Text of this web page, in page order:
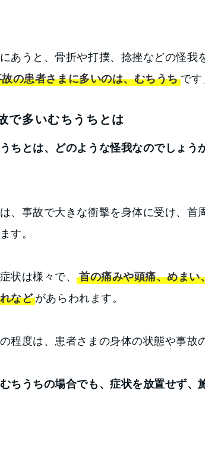
にあうと、骨折や打撲、捻挫などの怪
の患者さまに多いのは、むちうちです
で多いむちうちとは
ちとは、どのような怪我なのでしょう
は、事故で大きな衝撃を身体に受け、首
す。
状は様々で、首の痛みや頭痛、めま
などがあらわれます。
程度は、患者さまの身体の状態や事故
ちうちの場合でも、症状を放置せず、